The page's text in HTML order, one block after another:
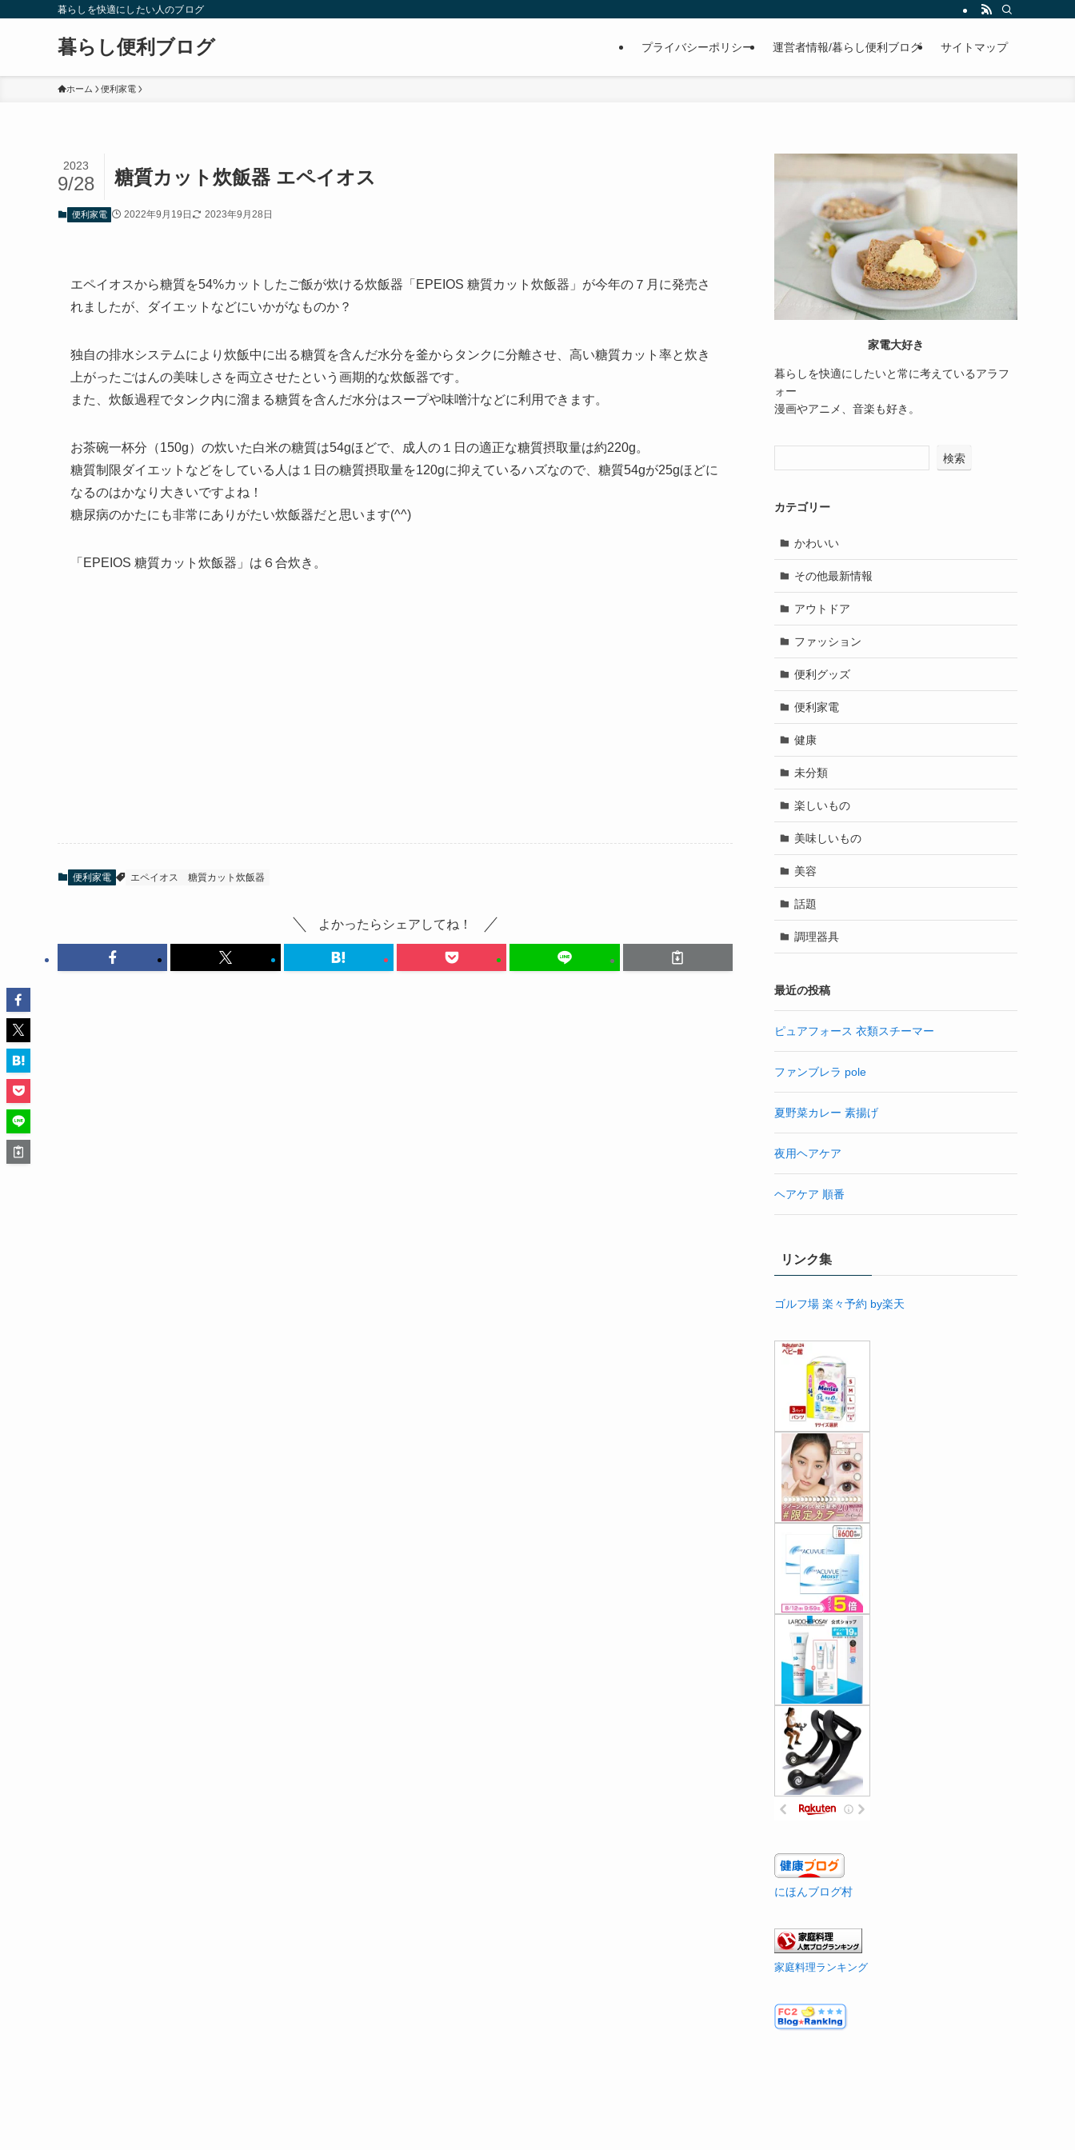
暮らしを快適にしたい人のブログ
暮らし便利ブログ プライバシーポリシー 運営者情報/暮らし便利ブログ サイトマップ
ホーム 便利家電
糖質カット炊飯器 エペイオス
2023
9/28
便利家電 2022年9月19日 2023年9月28日
エペイオスから糖質を54%カットしたご飯が炊ける炊飯器「EPEIOS 糖質カット炊飯器」が今年の７月に発売さ
れましたが、ダイエットなどにいかがなものか？
独自の排水システムにより炊飯中に出る糖質を含んだ水分を釜からタンクに分離させ、高い糖質カット率と炊き
上がったごはんの美味しさを両立させたという画期的な炊飯器です。
また、炊飯過程でタンク内に溜まる糖質を含んだ水分はスープや味噌汁などに利用できます。
お茶碗一杯分（150g）の炊いた白米の糖質は54gほどで、成人の１日の適正な糖質摂取量は約220g。
糖質制限ダイエットなどをしている人は１日の糖質摂取量を120gに抑えているハズなので、糖質54gが25gほどに
なるのはかなり大きいですよね！
糖尿病のかたにも非常にありがたい炊飯器だと思います(^^)
「EPEIOS 糖質カット炊飯器」は６合炊き。
便利家電 エペイオス 糖質カット炊飯器
よかったらシェアしてね！
家電大好き
暮らしを快適にしたいと常に考えているアラフ
ォー
漫画やアニメ、音楽も好き。
検索
カテゴリー
かわいい
その他最新情報
アウトドア
ファッション
便利グッズ
便利家電
健康
未分類
楽しいもの
美味しいもの
美容
話題
調理器具
最近の投稿
ピュアフォース 衣類スチーマー
ファンブレラ pole
夏野菜カレー 素揚げ
夜用ヘアケア
ヘアケア 順番
リンク集
ゴルフ場 楽々予約 by楽天
にほんブログ村
家庭料理ランキング